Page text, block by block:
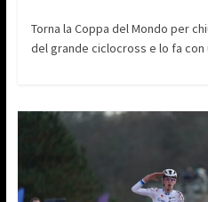
Torna la Coppa del Mondo per
del grande ciclocross e lo fa con